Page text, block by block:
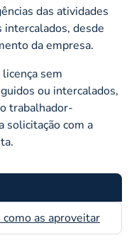
das atividades
desde
da empresa.
sem
ou intercalados,
trabalhador-
solicitação com a
como as aproveitar